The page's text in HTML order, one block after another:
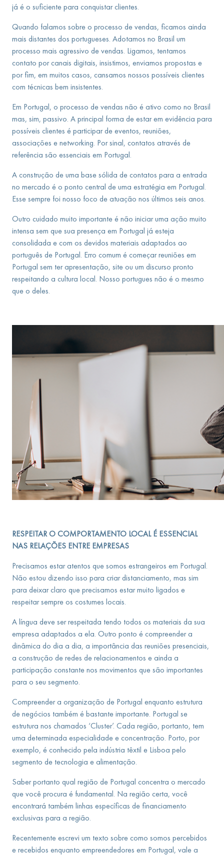
já é o suficiente para conquistar clientes.
Quando falamos sobre o processo de vendas, ficamos ainda
mais distantes dos portugueses. Adotamos no Brasil um
processo mais agressivo de vendas. Ligamos, tentamos
contato por canais digitais, insistimos, enviamos propostas e
por fim, em muitos casos, cansamos nossos possíveis clientes
com técnicas bem insistentes.
Em Portugal, o processo de vendas não é ativo como no Brasil
mas, sim, passivo. A principal forma de estar em evidência para
possíveis clientes é participar de eventos, reuniões,
associações e networking. Por sinal, contatos através de
referência são essenciais em Portugal.
A construção de uma base sólida de contatos para a entrada
no mercado é o ponto central de uma estratégia em Portugal.
Esse sempre foi nosso foco de atuação nos últimos seis anos.
Outro cuidado muito importante é não iniciar uma ação muito
intensa sem que sua presença em Portugal já esteja
consolidada e com os devidos materiais adaptados ao
português de Portugal. Erro comum é começar reuniões em
Portugal sem ter apresentação, site ou um discurso pronto
respeitando a cultura local. Nosso portugues não é o mesmo
que o deles.
RESPEITAR O COMPORTAMENTO LOCAL É ESSENCIAL
NAS RELAÇÕES ENTRE EMPRESAS
Precisamos estar atentos que somos estrangeiros em Portugal.
Não estou dizendo isso para criar distanciamento, mas sim
para deixar claro que precisamos estar muito ligados e
respeitar sempre os costumes locais.
A língua deve ser respeitada tendo todos os materiais da sua
empresa adaptados a ela. Outro ponto é compreender a
dinâmica do dia a dia, a importância das reuniões presenciais,
a construção de redes de relacionamentos e ainda a
participação constante nos movimentos que são importantes
para o seu segmento.
Compreender a organização de Portugal enquanto estrutura
de negócios também é bastante importante. Portugal se
estrutura nos chamados ‘Cluster’. Cada região, portanto, tem
uma determinada especialidade e concentração. Porto, por
exemplo, é conhecido pela indústria têxtil e Lisboa pelo
segmento de tecnologia e alimentação.
Saber portanto qual região de Portugal concentra o mercado
que você procura é fundamental. Na região certa, você
encontrará também linhas específicas de financiamento
exclusivas para a região.
Recentemente escrevi um texto sobre como somos percebidos
e recebidos enquanto empreendedores em Portugal, vale a